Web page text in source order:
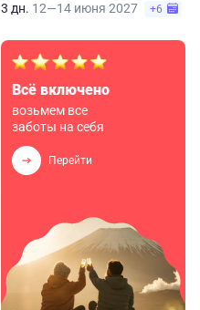
3 дн. 12—14 июня 2027 +6
Всё включено
возьмем все
заботы на себя
Перейти